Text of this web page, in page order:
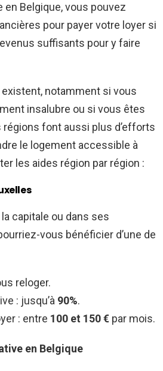
en Belgique, vous pouvez
pour payer votre loyer si
suffisants pour y faire
notamment si vous
insalubre ou si vous êtes
régions font aussi plus d’efforts
le logement accessible à
les aides région par région :
capitale ou dans ses
vous bénéficier d’une de
reloger.
: jusqu’à 90%.
: entre 100 et 150 € par mois.
en Belgique